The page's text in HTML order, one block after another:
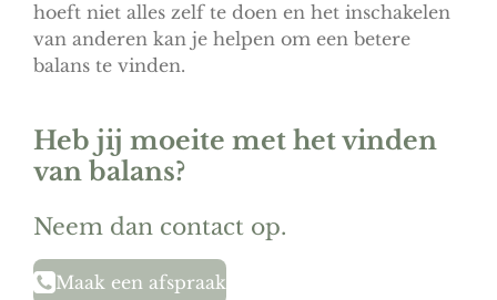
hoeft niet alles zelf te doen en het inschakelen
van anderen kan je helpen om een betere
balans te vinden.
Heb jij moeite met het vinden
van balans?
Neem dan contact op.
Maak een afspraak